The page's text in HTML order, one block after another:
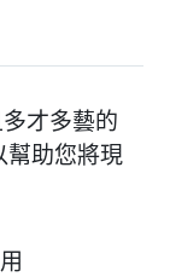
才多藝的
幫助您將現